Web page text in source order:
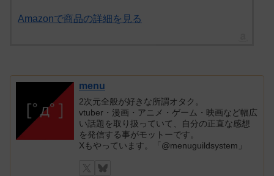
Amazonで商品の詳細を見る
menu
2次元全般が好きな所謂オタク。
vtuber・漫画・アニメ・ゲーム・映画など幅広
い話題を取り扱っていて、自分の正直な感想
を発信する事がモットーです。
Xもやっています。「@menuguildsystem」